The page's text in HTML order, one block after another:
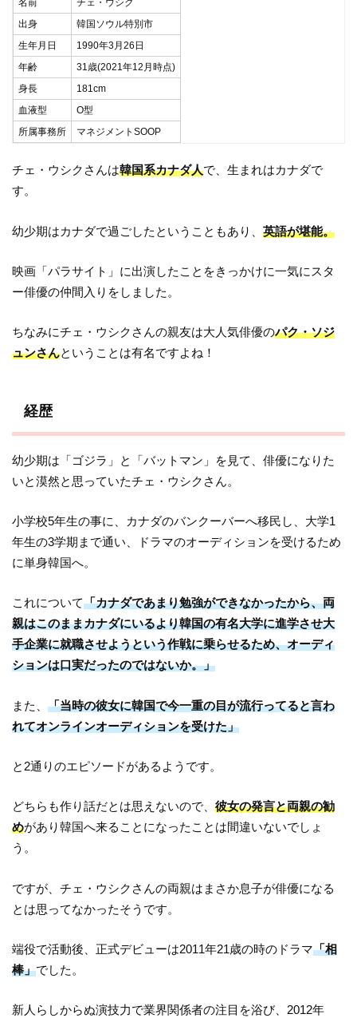
出身
韓国ソウル特別市
生年月日
1990年3月26日
年齢
31歳(2021年12月時点)
身長
181cm
血液型
O型
所属事務所
マネジメントSOOP
チェ・ウシクさんは韓国系カナダ人で、生まれはカナダで
す。
幼少期はカナダで過ごしたということもあり、英語が堪能。
映画「パラサイト」に出演したことをきっかけに一気にスタ
ー俳優の仲間入りをしました。
ちなみにチェ・ウシクさんの親友は大人気俳優のパク・ソジ
ュンさんということは有名ですよね！
経歴
幼少期は「ゴジラ」と「バットマン」を見て、俳優になりた
いと漠然と思っていたチェ・ウシクさん。
小学校5年生の事に、カナダのバンクーバーへ移民し、大学1
年生の3学期まで通い、ドラマのオーディションを受けるため
に単身韓国へ。
これについて「カナダであまり勉強ができなかったから、両
親はこのままカナダにいるより韓国の有名大学に進学させ大
手企業に就職させようという作戦に乗らせるため、オーディ
ションは口実だったのではないか。」
また、「当時の彼女に韓国で今一重の目が流行ってると言わ
れてオンラインオーディションを受けた」
と2通りのエピソードがあるようです。
どちらも作り話だとは思えないので、彼女の発言と両親の勧
めがあり韓国へ来ることになったことは間違いないでしょ
う。
ですが、チェ・ウシクさんの両親はまさか息子が俳優になる
とは思ってなかったそうです。
端役で活動後、正式デビューは2011年21歳の時のドラマ「相
棒」でした。
新人らしからぬ演技力で業界関係者の注目を浴び、2012年